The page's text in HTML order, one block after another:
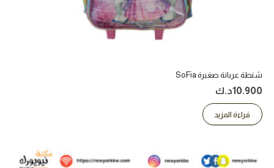
شنطة عربانة صغيرة SoFia
10.900د.ك
قراءة المزيد